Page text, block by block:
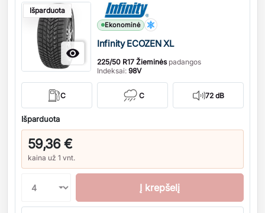
Išparduota

Ekonominė
Infinity ECOZEN XL
225/50 R17 Žieminėspadangos
Indeksai: 98V
C C 72 dB
Išparduota
59,36 €
kaina už 1 vnt.
Į krepšelį